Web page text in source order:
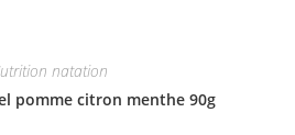
natation
pomme citron menthe 90g